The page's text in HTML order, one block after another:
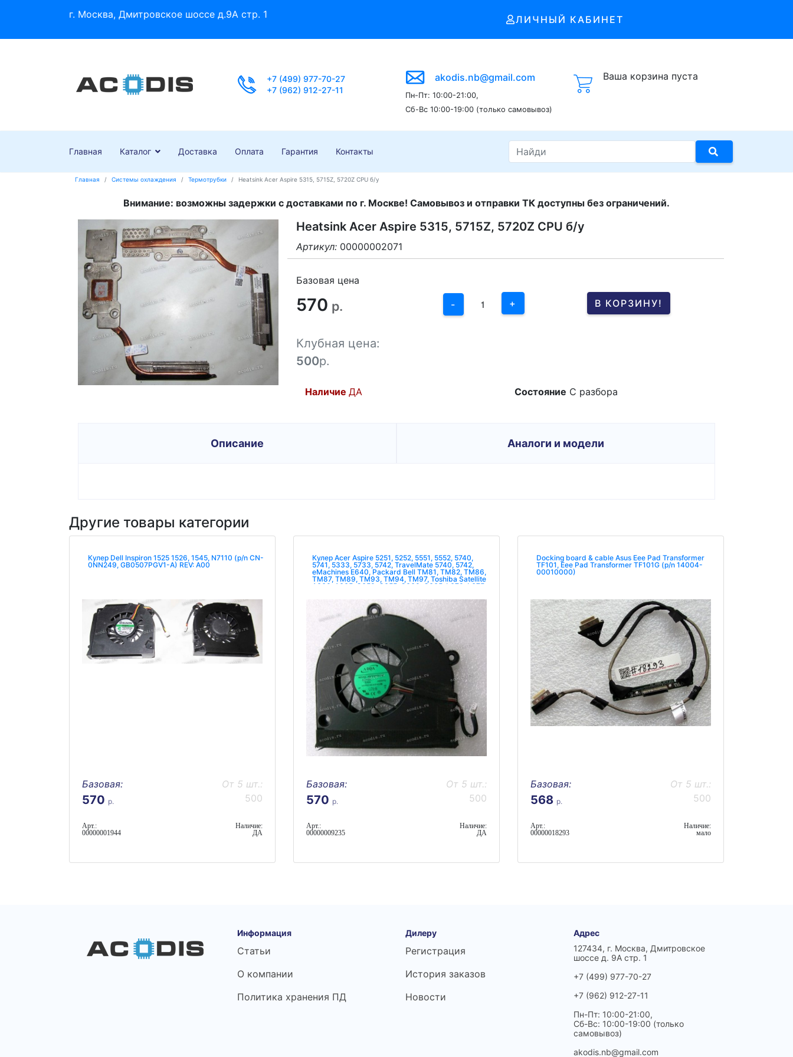
г. Москва, Дмитровское шоссе д.9А стр. 1 ЛИЧНЫЙ КАБИНЕТ
+7 (499) 977-70-27
+7 (962) 912-27-11
akodis.nb@gmail.com
Пн-Пт: 10:00-21:00,
Сб-Вс 10:00-19:00 (только самовывоз)
Ваша корзина пуста
Главная Каталог Доставка Оплата Гарантия Контакты
Главная Системы охлаждения Термотрубки Heatsink Acer Aspire 5315, 5715Z, 5720Z CPU б/у
Внимание: возможны задержки с доставками по г. Москве! Самовывоз и отправки ТК доступны без ограничений.
Heatsink Acer Aspire 5315, 5715Z, 5720Z CPU б/у
Артикул: 00000002071
Базовая цена
570 р. -
3
1
+ В КОРЗИНУ!
Клубная цена:
500р.
Наличие ДА Состояние С разбора
Описание Аналоги и модели
Другие товары категории
Кулер Dell Inspiron 1525 1526, 1545, N7110 (p/n CN-
0NN249, GB0507PGV1-A) REV: A00
Базовая:
570 р.
От 5 шт.:
500
Арт.:
00000001944
Наличие:
ДА
Кулер Acer Aspire 5251, 5252, 5551, 5552, 5740,
5741, 5333, 5733, 5742, TravelMate 5740, 5742,
eMachines E640, Packard Bell TM81, TM82, TM86,
TM87, TM89, TM93, TM94, TM97, Toshiba Satellite
A660, A665, C650, C655, C660, C665, L670, L675,
Базовая:
570 р.
От 5 шт.:
500
Арт.:
00000009235
Наличие:
ДА
Docking board & cable Asus Eee Pad Transformer
TF101, Eee Pad Transformer TF101G (p/n 14004-
00010000)
Базовая:
568 р.
От 5 шт.:
500
Арт.:
00000018293
Наличие:
мало
Информация
Статьи
О компании
Политика хранения ПД
Дилеру
Регистрация
История заказов
Новости
Адрес
127434, г. Москва, Дмитровское
шоссе д. 9А стр. 1
+7 (499) 977-70-27
+7 (962) 912-27-11
Пн-Пт: 10:00-21:00,
Сб-Вс: 10:00-19:00 (только
самовывоз)
akodis.nb@gmail.com